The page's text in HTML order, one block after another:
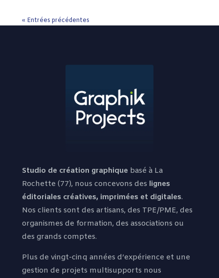
« Entrées précédentes
Studio de création graphique basé à La
Rochette (77), nous concevons des lignes
éditoriales créatives, imprimées et digitales.
Nos clients sont des artisans, des TPE/PME, des
organismes de formation, des associations ou
des grands comptes.
Plus de vingt-cinq années d’expérience et une
gestion de projets multisupports nous